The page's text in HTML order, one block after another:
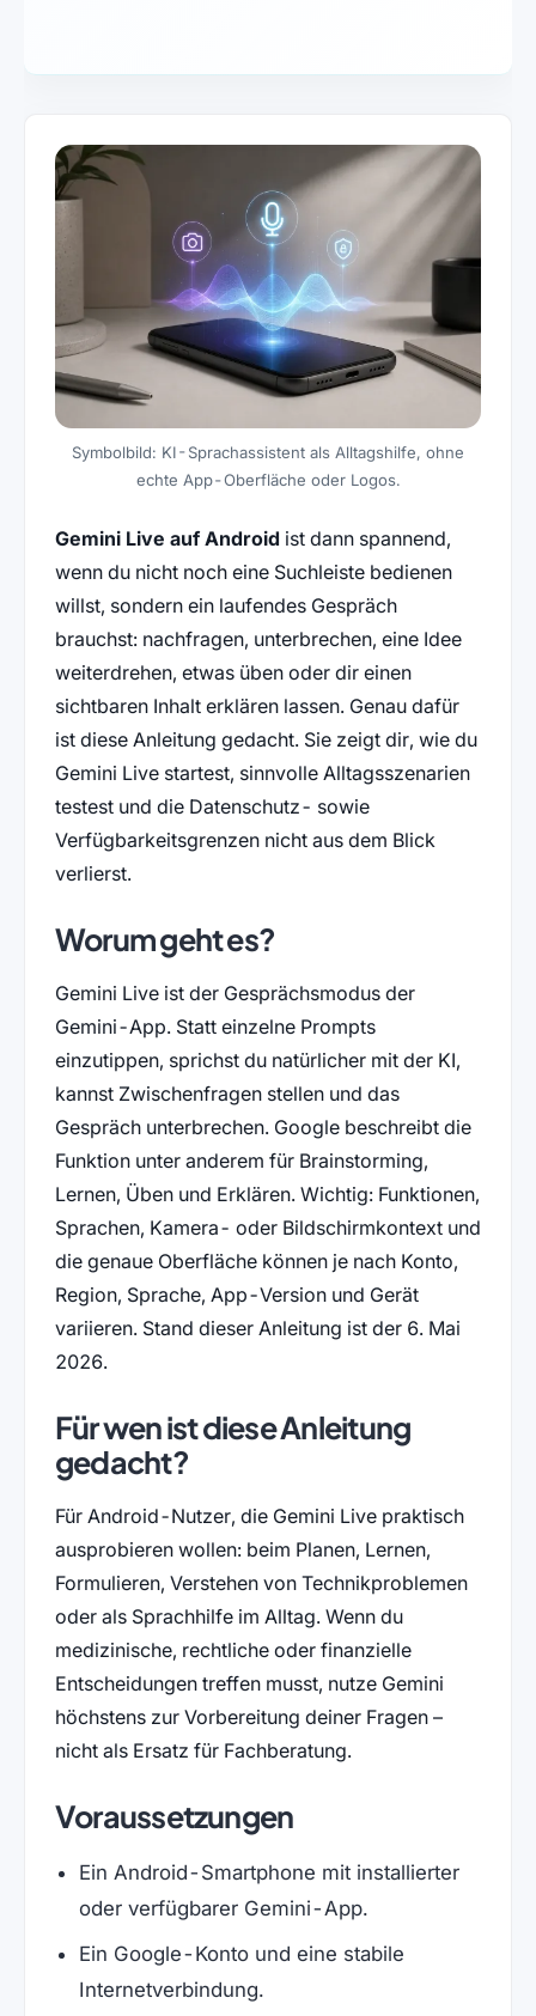
Symbolbild: KI-Sprachassistent als Alltagshilfe, ohne
echte App-Oberfläche oder Logos.
Gemini Live auf Android ist dann spannend,
wenn du nicht noch eine Suchleiste bedienen
willst, sondern ein laufendes Gespräch
brauchst: nachfragen, unterbrechen, eine Idee
weiterdrehen, etwas üben oder dir einen
sichtbaren Inhalt erklären lassen. Genau dafür
ist diese Anleitung gedacht. Sie zeigt dir, wie du
Gemini Live startest, sinnvolle Alltagsszenarien
testest und die Datenschutz- sowie
Verfügbarkeitsgrenzen nicht aus dem Blick
verlierst.
Worum geht es?
Gemini Live ist der Gesprächsmodus der
Gemini-App. Statt einzelne Prompts
einzutippen, sprichst du natürlicher mit der KI,
kannst Zwischenfragen stellen und das
Gespräch unterbrechen. Google beschreibt die
Funktion unter anderem für Brainstorming,
Lernen, Üben und Erklären. Wichtig: Funktionen,
Sprachen, Kamera- oder Bildschirmkontext und
die genaue Oberfläche können je nach Konto,
Region, Sprache, App-Version und Gerät
variieren. Stand dieser Anleitung ist der 6. Mai
2026.
Für wen ist diese Anleitung
gedacht?
Für Android-Nutzer, die Gemini Live praktisch
ausprobieren wollen: beim Planen, Lernen,
Formulieren, Verstehen von Technikproblemen
oder als Sprachhilfe im Alltag. Wenn du
medizinische, rechtliche oder finanzielle
Entscheidungen treffen musst, nutze Gemini
höchstens zur Vorbereitung deiner Fragen –
nicht als Ersatz für Fachberatung.
Voraussetzungen
Ein Android-Smartphone mit installierter
oder verfügbarer Gemini-App.
Ein Google-Konto und eine stabile
Internetverbindung.